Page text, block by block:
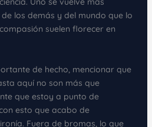
los demás y del mundo que lo
suelen florecer en
de hecho, mencionar que
aquí no son más que
que estoy a punto de
esto que acabo de
Fuera de bromas, lo que